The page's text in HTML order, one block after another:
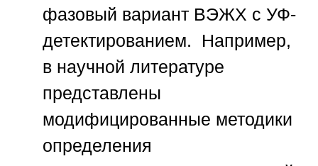
фазовый вариант ВЭЖХ с УФ-
детектированием. Например,
в научной литературе
представлены
модифицированные методики
определения